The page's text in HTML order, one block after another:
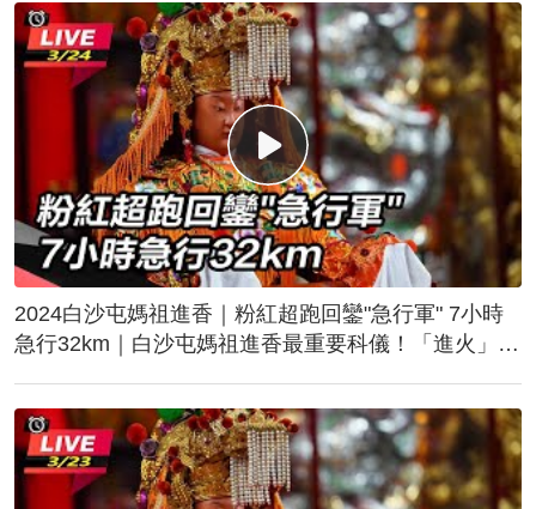
2024白沙屯媽祖進香｜粉紅超跑回鑾"急行軍" 7小時
急行32km｜白沙屯媽祖進香最重要科儀！「進火」儀